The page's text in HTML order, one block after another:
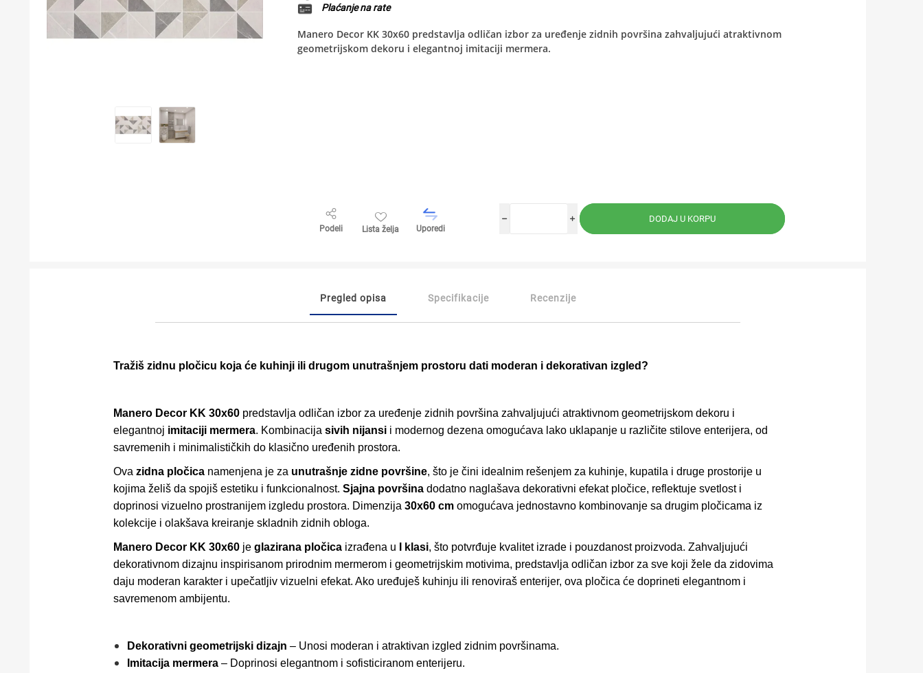
PODNE I ZIDNE OBLOGE
ALATI ZA KERAMIKU
Plaćanje na rate
Manero Decor KK 30x60 predstavlja odličan izbor za uređenje zidnih površina zahvaljujući atraktivnom
geometrijskom dekoru i elegantnoj imitaciji mermera.
Podeli Lista želja Uporedi
i
h
Pregled opisa Specifikacije Recenzije
Tražiš zidnu pločicu koja će kuhinji ili drugom unutrašnjem prostoru dati moderan i dekorativan izgled?
Manero Decor KK 30x60predstavlja odličan izbor za uređenje zidnih površina zahvaljujući atraktivnom geometrijskom dekoru i
elegantnoj imitaciji mermera. Kombinacija sivih nijansii modernog dezena omogućava lako uklapanje u različite stilove enterijera, od
savremenih i minimalističkih do klasično uređenih prostora.
Ova zidna pločicanamenjena je za unutrašnje zidne površine, što je čini idealnim rešenjem za kuhinje, kupatila i druge prostorije u
kojima želiš da spojiš estetiku i funkcionalnost. Sjajna površinadodatno naglašava dekorativni efekat pločice, reflektuje svetlost i
doprinosi vizuelno prostranijem izgledu prostora. Dimenzija 30x60 cmomogućava jednostavno kombinovanje sa drugim pločicama iz
kolekcije i olakšava kreiranje skladnih zidnih obloga.
Manero Decor KK 30x60je glazirana pločicaizrađena u I klasi, što potvrđuje kvalitet izrade i pouzdanost proizvoda. Zahvaljujući
dekorativnom dizajnu inspirisanom prirodnim mermerom i geometrijskim motivima, predstavlja odličan izbor za sve koji žele da zidovima
daju moderan karakter i upečatljiv vizuelni efekat. Ako uređuješ kuhinju ili renoviraš enterijer, ova pločica će doprineti elegantnom i
savremenom ambijentu.
Dekorativni geometrijski dizajn – Unosi moderan i atraktivan izgled zidnim površinama.
Imitacija mermera– Doprinosi elegantnom i sofisticiranom enterijeru.